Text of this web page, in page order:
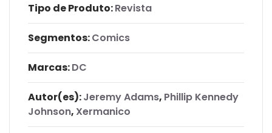
Tipo de Produto:Revista
Segmentos:Comics
Marcas:DC
Autor(es):Jeremy Adams, Phillip Kennedy
Johnson, Xermanico